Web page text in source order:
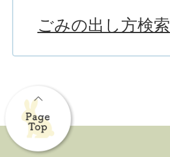
ごみの出し方検索